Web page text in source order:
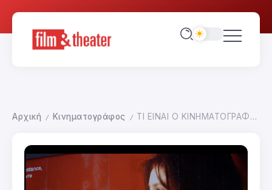
Αρχική / Κινηματογράφος / ΤΙ ΕΙΝΑΙ Ο ΚΙΝΗΜΑΤΟΓΡΑΦΟΣ; ΑΑ21 ΒΙΒΛΙΟΓΡΑΦΙΑ